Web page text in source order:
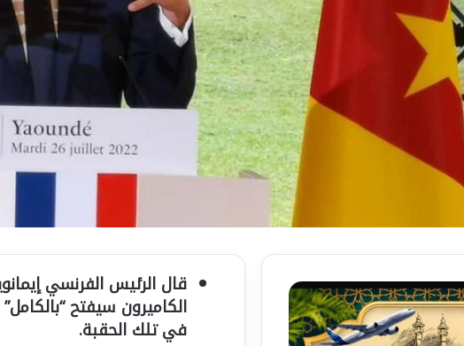
قال الرئيس الفرنسي
الكاميرون سيفتح
في تلك الحقبة.